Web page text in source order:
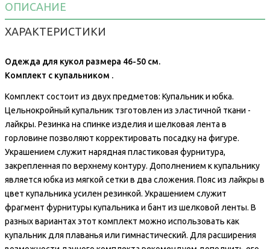
ОПИСАНИЕ
ХАРАКТЕРИСТИКИ
Одежда для кукол размера 46-50 см.
Комплект с купальником .
Комплект состоит из двух предметов: Купальник и юбка.
Цельнокройный купальник тзготовлен из эластичной ткани -
лайкры. Резинка на спинке изделия и шелковая лента в
горловине позволяют корректировать посадку на фигуре.
Украшением служит нарядная пластиковая фурнитура,
закрепленная по верхнему контуру. Дополнением к купальнику
является юбка из мягкой сетки в два сложения. Пояс из лайкры в
цвет купальника усилен резинкой. Украшением служит
фрагмент фурнитуры купальника и бант из шелковой ленты. В
разных вариантах этот комплект можно использовать как
купальник для плаванья или гимнастический. Для расширения